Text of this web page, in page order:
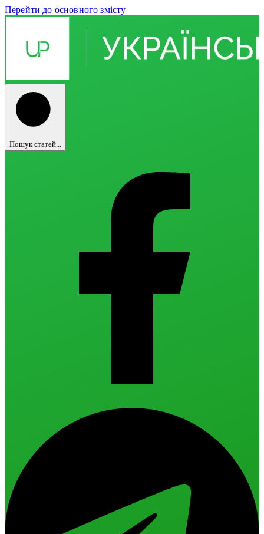
Перейти до основного змісту
Пошук статей...